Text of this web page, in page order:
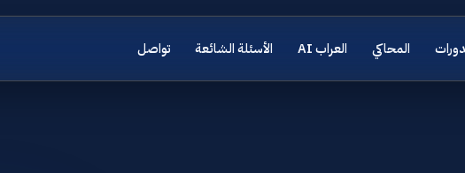
المحاكي العراب AI الأسئلة الشائعة تواصل